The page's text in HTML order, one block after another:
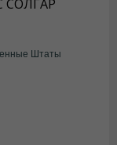
СОЛГАР
Штаты